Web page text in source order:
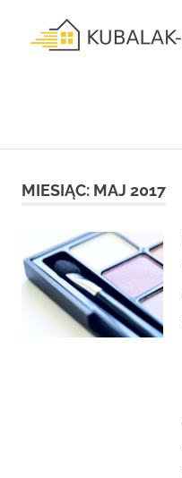
content
MIESIĄC: MAJ 2017